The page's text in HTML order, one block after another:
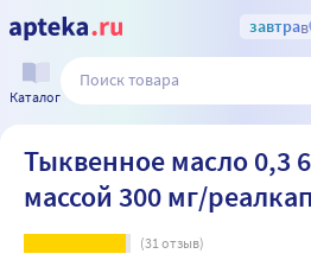
завтрав
Каталог
Тыквенное масло 0,3
массой 300 мг/
(31отзыв)